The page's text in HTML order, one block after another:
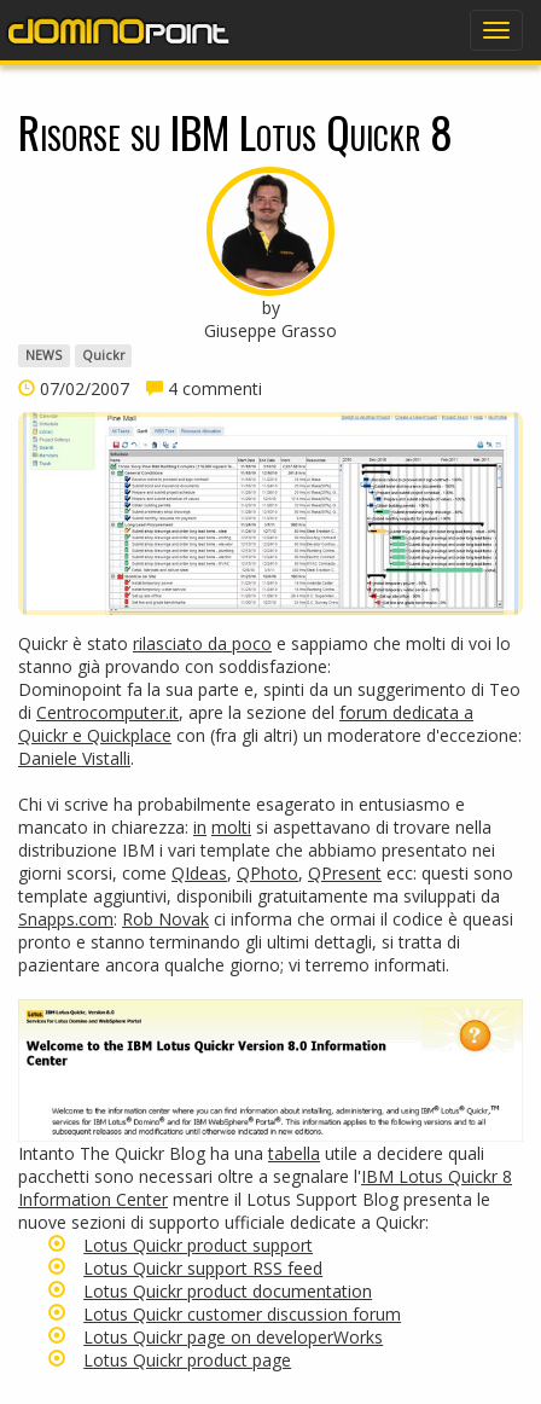
Risorse su IBM Lotus Quickr 8
by
Giuseppe Grasso
NEWS Quickr
07/02/2007 4 commenti
Quickr è stato rilasciato da poco e sappiamo che molti di voi lo
stanno già provando con soddisfazione:
Dominopoint fa la sua parte e, spinti da un suggerimento di Teo
di Centrocomputer.it, apre la sezione del forum dedicata a
Quickr e Quickplace con (fra gli altri) un moderatore d'eccezione:
Daniele Vistalli.
Chi vi scrive ha probabilmente esagerato in entusiasmo e
mancato in chiarezza: in molti si aspettavano di trovare nella
distribuzione IBM i vari template che abbiamo presentato nei
giorni scorsi, come QIdeas, QPhoto, QPresent ecc: questi sono
template aggiuntivi, disponibili gratuitamente ma sviluppati da
Snapps.com: Rob Novak ci informa che ormai il codice è queasi
pronto e stanno terminando gli ultimi dettagli, si tratta di
pazientare ancora qualche giorno; vi terremo informati.
Intanto The Quickr Blog ha unatabella utile a decidere quali
pacchetti sono necessari oltre a segnalare l'IBM Lotus Quickr 8
Information Center mentre il Lotus Support Blog presenta le
nuove sezioni di supporto ufficiale dedicate a Quickr:
Lotus Quickr product support
Lotus Quickr support RSS feed
Lotus Quickr product documentation
Lotus Quickr customer discussion forum
Lotus Quickr page on developerWorks
Lotus Quickr product page